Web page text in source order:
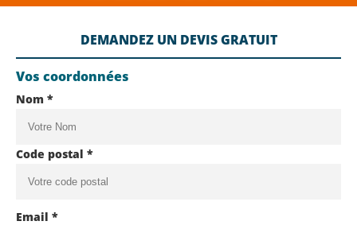
DEMANDEZ UN DEVIS GRATUIT
Vos coordonnées
Nom *
Code postal *
Email *